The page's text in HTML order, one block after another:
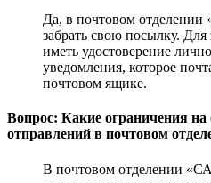
Да, в почтовом
забрать свою посылку. Для
иметь удостоверение
уведомления, которое
почтовом ящике.
Вопрос: Какие ограничения
отправлений в почтовом
В почтовом отделении